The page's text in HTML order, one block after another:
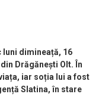
luni dimineață, 16
Drăgănești Olt. În
iar soția lui a fost
Slatina, în stare